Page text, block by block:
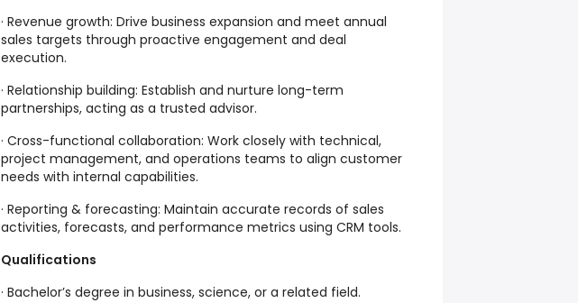
· Revenue growth: Drive business expansion and meet annual
sales targets through proactive engagement and deal
execution.
· Relationship building: Establish and nurture long-term
partnerships, acting as a trusted advisor.
· Cross-functional collaboration: Work closely with technical,
project management, and operations teams to align customer
needs with internal capabilities.
· Reporting & forecasting: Maintain accurate records of sales
activities, forecasts, and performance metrics using CRM tools.
Qualifications
· Bachelor’s degree in business, science, or a related field.